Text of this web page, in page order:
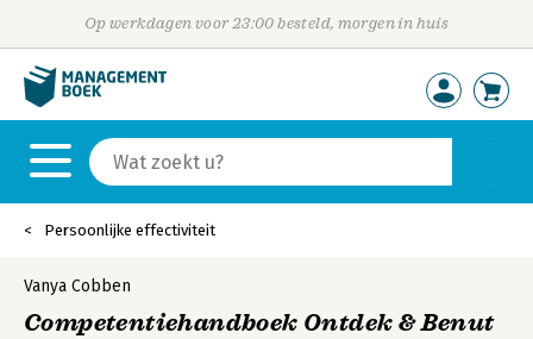
Op werkdagen voor 23:00 besteld, morgen in huis
Persoonlijke effectiviteit
Vanya Cobben
Competentiehandboek Ontdek & Benut